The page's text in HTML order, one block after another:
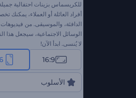
للكريسماس بزينات احتفالية
أفراد العائلة أو العملاء،
الدافئة، والموسيقى. من
الوسائل الاجتماعية، سيجعل هذا
لا يُنسى. ابدأ الآن!
16:9
الأسلوب